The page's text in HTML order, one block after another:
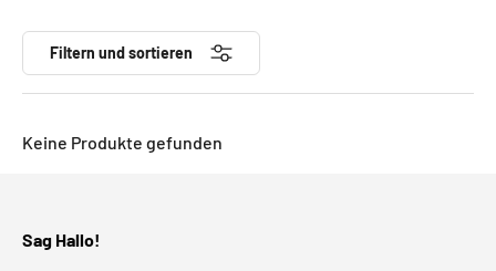
Filtern und sortieren
Keine Produkte gefunden
Sag Hallo!